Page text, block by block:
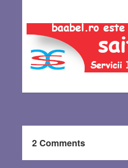
2 Comments